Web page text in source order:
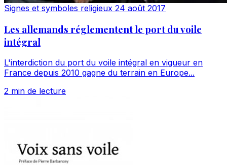
Signes et symboles religieux 24 août 2017
Les allemands réglementent le port du voile
intégral
L'interdiction du port du voile intégral en vigueur en
France depuis 2010 gagne du terrain en Europe...
2 min de lecture